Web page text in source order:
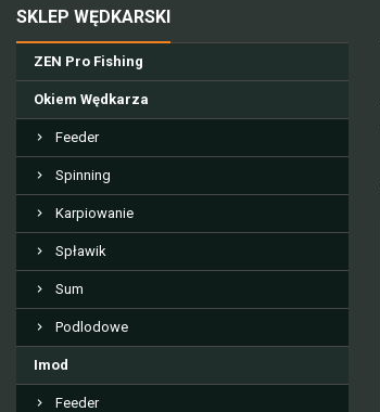
SKLEP WĘDKARSKI
ZEN Pro Fishing
Okiem Wędkarza
Feeder
Spinning
Karpiowanie
Spławik
Sum
Podlodowe
Imod
Feeder